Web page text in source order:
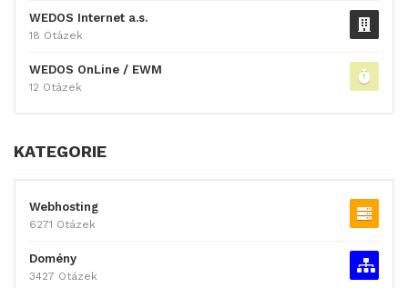
WEDOS Internet a.s.
18 Otázek
WEDOS OnLine / EWM
12 Otázek
KATEGORIE
Webhosting
6271 Otázek
Domény
3427 Otázek